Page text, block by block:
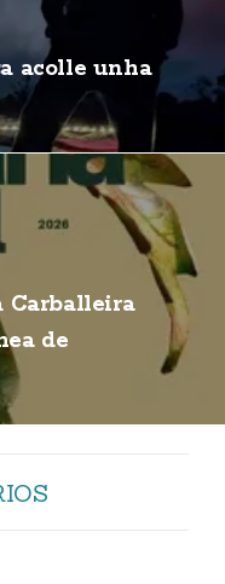
acolle unha
Carballeira
de